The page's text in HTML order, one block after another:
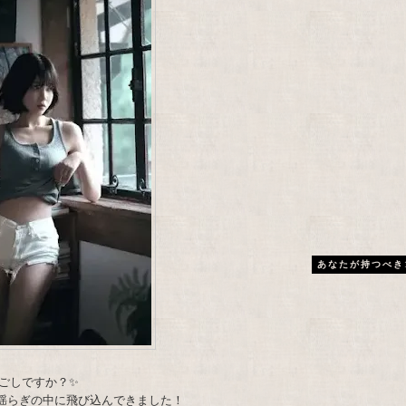
しですか？✨
ぎの中に飛び込んできました！
あなたが持つべ